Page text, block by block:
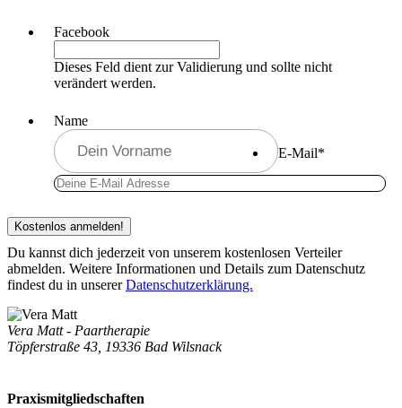
Facebook
Dieses Feld dient zur Validierung und sollte nicht
verändert werden.
Name
E-Mail*
Du kannst dich jederzeit von unserem kostenlosen Verteiler
abmelden. Weitere Informationen und Details zum Datenschutz
findest du in unsererDatenschutzerklärung.
Vera Matt - Paartherapie
Töpferstraße 43, 19336 Bad Wilsnack
Praxismitgliedschaften